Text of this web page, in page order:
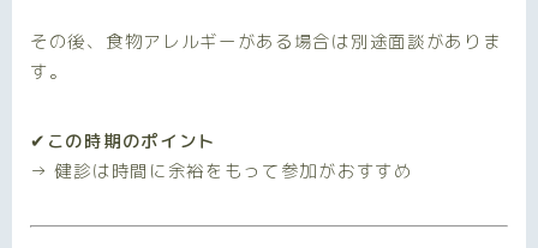
その後、食物アレルギーがある場合は別途面談がありま
す。
✔この時期のポイント
→ 健診は時間に余裕をもって参加がおすすめ